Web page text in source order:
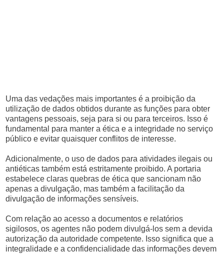
Uma das vedações mais importantes é a proibição da
utilização de dados obtidos durante as funções para obter
vantagens pessoais, seja para si ou para terceiros. Isso é
fundamental para manter a ética e a integridade no serviço
público e evitar quaisquer conflitos de interesse.
Adicionalmente, o uso de dados para atividades ilegais ou
antiéticas também está estritamente proibido. A portaria
estabelece claras quebras de ética que sancionam não
apenas a divulgação, mas também a facilitação da
divulgação de informações sensíveis.
Com relação ao acesso a documentos e relatórios
sigilosos, os agentes não podem divulgá-los sem a devida
autorização da autoridade competente. Isso significa que a
integralidade e a confidencialidade das informações devem